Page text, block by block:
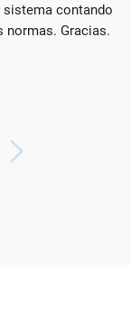
contando
Gracias.